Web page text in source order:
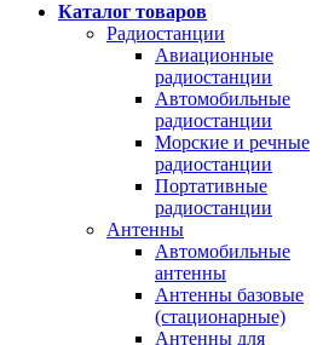
Каталог товаров
Радиостанции
Авиационные
радиостанции
Автомобильные
радиостанции
Морские и речные
радиостанции
Портативные
радиостанции
Антенны
Автомобильные
антенны
Антенны базовые
(стационарные)
Антенны для